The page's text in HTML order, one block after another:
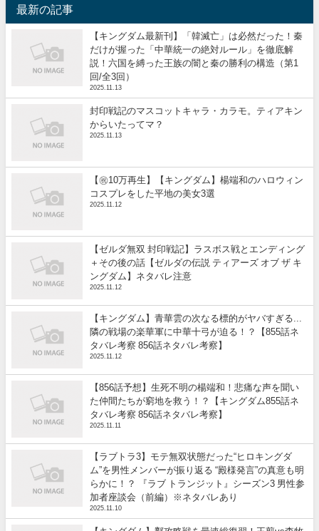
最新の記事
【キングダム最新刊】「韓滅亡」は必然だった！秦
だけが握った「中華統一の絶対ルール」を徹底解
説！六国を縛った王族の闇と秦の勝利の構造（第1
回/全3回）
2025.11.13
封印戦記のマスコットキャラ・カラモ。ティアキン
からいたってマ？
2025.11.13
【㊗️10万再生】【キングダム】楊端和のハロウィン
コスプレをした平地の美女3選
2025.11.12
【ゼルダ無双 封印戦記】ラスボス戦とエンディング
＋その後の話【ゼルダの伝説 ティアーズ オブ ザ キ
ングダム】ネタバレ注意
2025.11.12
【キングダム】青華雲の次なる標的がヤバすぎる...
隣の戦場の楽華軍に中華十弓が迫る！？【855話ネ
タバレ考察 856話ネタバレ考察】
2025.11.12
【856話予想】生死不明の楊端和！悲痛な声を聞い
た仲間たちが窮地を救う！？【キングダム855話ネ
タバレ考察 856話ネタバレ考察】
2025.11.11
【ラブトラ3】モテ無双状態だった“ヒロキングダ
ム”を男性メンバーが振り返る “殿様発言”の真意も明
らかに！？ 『ラブ トランジット』シーズン3 男性参
加者座談会（前編）※ネタバレあり
2025.11.10